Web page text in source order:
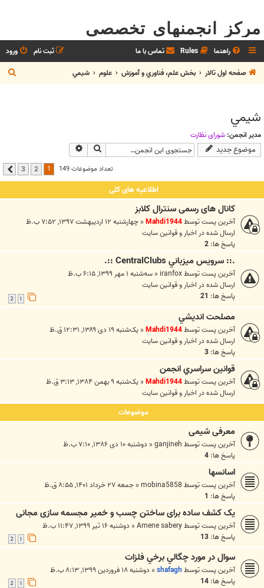
مرکز انجمنهای تخصصی
راهنما Rules تماس با ما ورود
ثبت نام
صفحه اول تالار
بخش علم، فناوري و آموزش علوم شيمي
ج
س
شيمي
مدیر انجمن: شوراي نظارت
موضوع جدید جستجو
تعداد موضوعات 149 2
3 بعدی
اطلاعیه های کلی
کانال های رسمی سنترال کلابز
آخرین پست توسطMahdi1944
« چهارشنبه ۱۲ اردیبهشت ۱۳۹۷, ۷:۵۲ ب.ظ
ارسال شده در اخبار و قوانين سايت
پاسخ ها: 2
.:: سرويس ميزباني CentralClubs ::.
آخرین پست توسطiranfox
« سه‌شنبه ۱ مهر ۱۳۹۹, ۶:۱۵ ب.ظ
ارسال شده در اخبار و قوانين سايت
پاسخ ها: 21
مصلحت انديشي
آخرین پست توسطMahdi1944
« یک‌شنبه ۱۹ دی ۱۳۸۹, ۱۲:۳۱ ق.ظ
ارسال شده در اخبار و قوانين سايت
پاسخ ها: 3
قوانين سراسري انجمن
آخرین پست توسطMahdi1944
« یک‌شنبه ۹ بهمن ۱۳۸۴, ۳:۱۳ ق.ظ
ارسال شده در اخبار و قوانين سايت
موضوعات
معرفی شیمی
آخرین پست توسطganjineh
« دوشنبه ۱۰ دی ۱۳۸۶, ۷:۱۰ ب.ظ
پاسخ ها: 4
اسانسها
آخرین پست توسطmobina5858
« جمعه ۲۷ خرداد ۱۴۰۱, ۸:۵۵ ق.ظ
پاسخ ها: 1
یک کشف ساده برای ساختن چسب و خمیر مجسمه سازی مجانی
آخرین پست توسطAmene sabery
« دوشنبه ۱۶ تیر ۱۳۹۹, ۱۱:۴۷ ب.ظ
پاسخ ها: 13
سوال در مورد چگالي برخي فلزات
آخرین پست توسطshafagh
« دوشنبه ۱۸ فروردین ۱۳۹۹, ۸:۱۳ ب.ظ
پاسخ ها: 14